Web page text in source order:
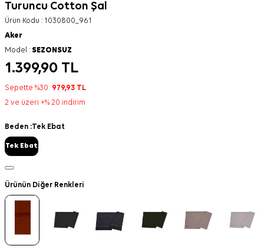
Turuncu Cotton Şal
Ürün Kodu : 1030800_961
Aker
Model : SEZONSUZ
1.399,90 TL
Sepette %30 979,93 TL
2 ve üzeri +% 20 indirim
Beden :Tek Ebat
Tek Ebat
Ürünün Diğer Renkleri